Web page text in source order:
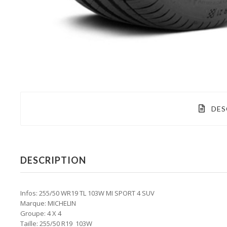
DESCRIPTION
Infos: 255/50 WR19 TL 103W MI SPORT 4 SUV
Marque: MICHELIN
Groupe: 4 X 4
Taille: 255/50 R19 103W